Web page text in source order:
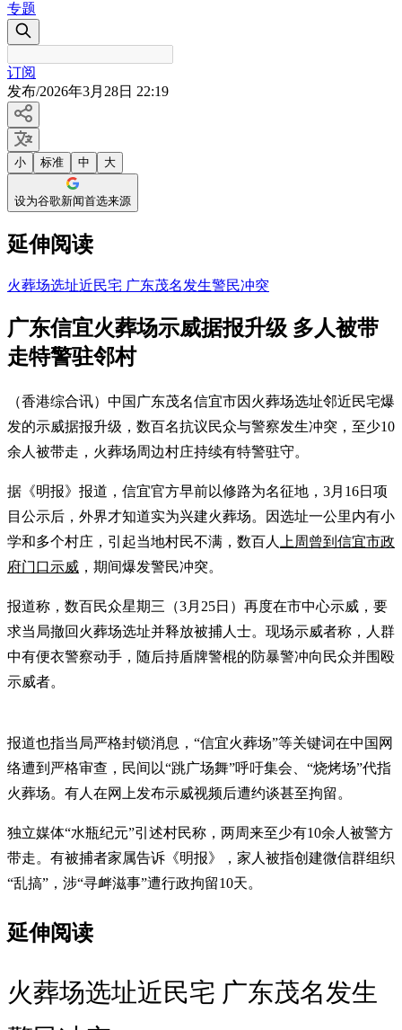
专题
订阅
发布/2026年3月28日 22:19
小 标准 中 大
设为谷歌新闻首选来源
延伸阅读
火葬场选址近民宅 广东茂名发生警民冲突
广东信宜火葬场示威据报升级 多人被带
走特警驻邻村
（香港综合讯）中国广东茂名信宜市因火葬场选址邻近民宅爆
发的示威据报升级，数百名抗议民众与警察发生冲突，至少10
余人被带走，火葬场周边村庄持续有特警驻守。
据《明报》报道，信宜官方早前以修路为名征地，3月16日项
目公示后，外界才知道实为兴建火葬场。因选址一公里内有小
学和多个村庄，引起当地村民不满，数百人
上周曾到信宜市政
府门口示威 ，期间爆发警民冲突。
报道称，数百民众星期三（3月25日）再度在市中心示威，要
求当局撤回火葬场选址并释放被捕人士。现场示威者称，人群
中有便衣警察动手，随后持盾牌警棍的防暴警冲向民众并围殴
示威者。
报道也指当局严格封锁消息，“信宜火葬场”等关键词在中国网
络遭到严格审查，民间以“跳广场舞”呼吁集会、“烧烤场”代指
火葬场。有人在网上发布示威视频后遭约谈甚至拘留。
独立媒体“水瓶纪元”引述村民称，两周来至少有10余人被警方
带走。有被捕者家属告诉《明报》，家人被指创建微信群组织
“乱搞”，涉“寻衅滋事”遭行政拘留10天。
延伸阅读
火葬场选址近民宅 广东茂名发生